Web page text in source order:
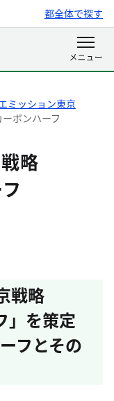
都全体で探す
ミッション東京
ボンハーフ
戦略
戦略
」を策定
フとその